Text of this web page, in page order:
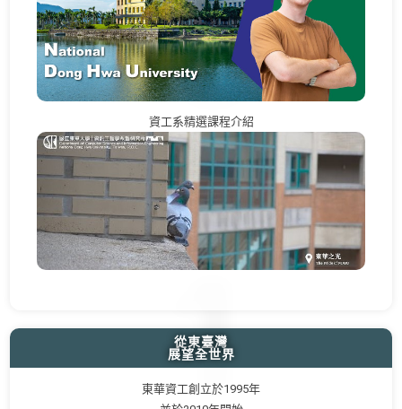
資工系精選課程介紹
從東臺灣
展望全世界
東華資工創立於1995年